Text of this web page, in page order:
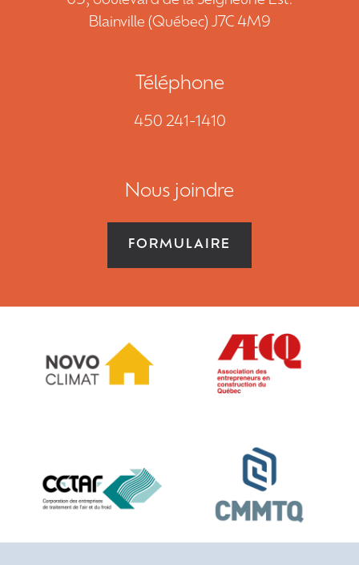
NOUS JOINDRE
Blainville (Québec) J7C 4M9
Téléphone
450 241-1410
Nous joindre
FORMULAIRE